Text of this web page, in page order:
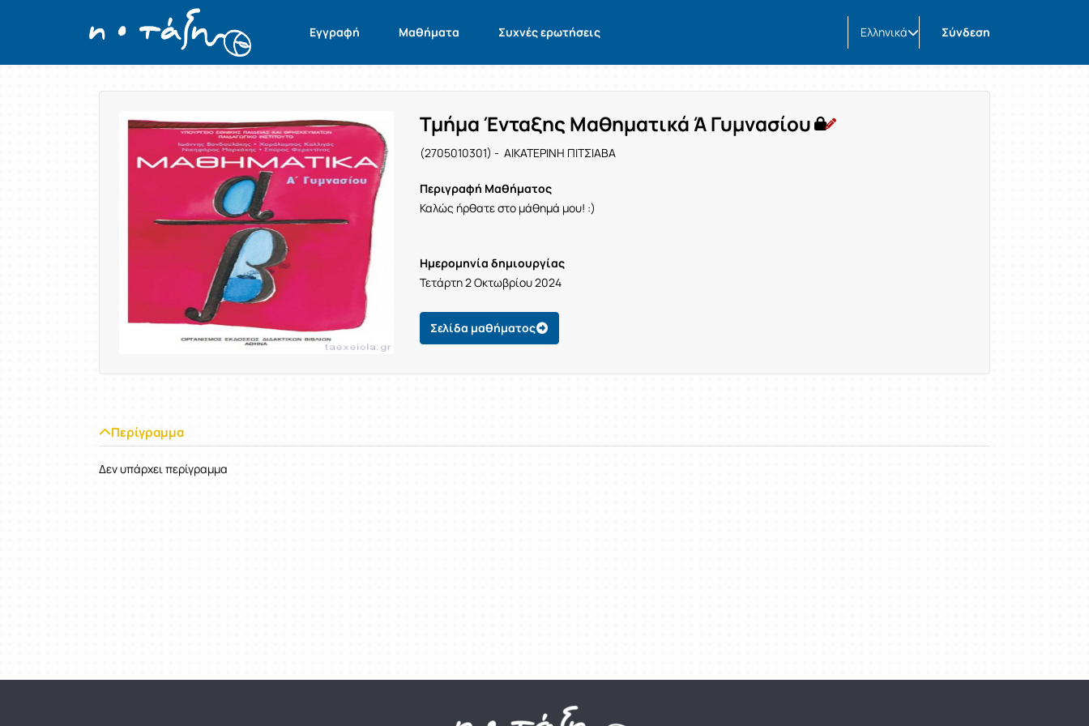
Εγγραφή Μαθήματα Συχνές ερωτήσεις Ελληνικά Σύνδεση
Παρουσίαση/Προβολή
Τμήμα Ένταξης Μαθηματικά Ά Γυμνασίου
(2705010301) - ΑΙΚΑΤΕΡΙΝΗ ΠΙΤΣΙΑΒΑ
Περιγραφή Μαθήματος
Καλώς ήρθατε στο μάθημά μου! :)
Ημερομηνία δημιουργίας
Τετάρτη 2 Οκτωβρίου 2024
Σελίδα μαθήματος
Περίγραμμα
Δεν υπάρχει περίγραμμα